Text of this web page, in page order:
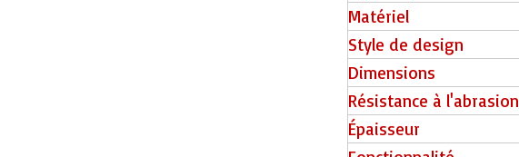
Matériel
Style de design
Dimensions
Résistance à l'abrasion
Épaisseur